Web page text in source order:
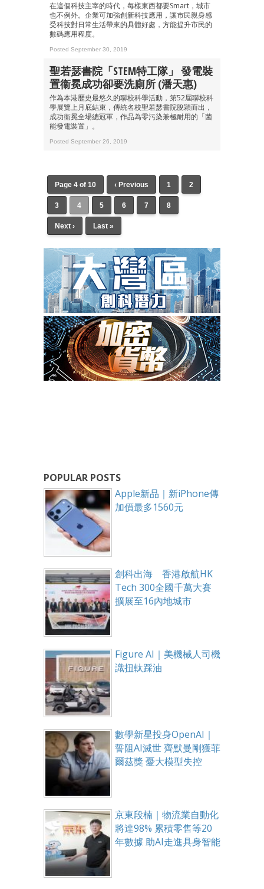
在這個科技主宰的時代，每樣東西都要Smart，城市
也不例外。企業可加強創新科技應用，讓市民親身感
受科技對日常生活帶來的具體好處，方能提升市民的
數碼應用程度。
Posted September 30, 2019
聖若瑟書院「STEM特工隊」 發電裝
置衞冕成功卻要洗廁所 (潘天惠)
作為本港歷史最悠久的聯校科學活動，第52屆聯校科
學展覽上月底結束，傳統名校聖若瑟書院脫穎而出，
成功衞冕全場總冠軍，作品為零污染兼極耐用的「菌
能發電裝置」。
Posted September 26, 2019
Page 4 of 10 ‹ Previous 1 2
3 4 5 6 7 8
Next › Last »
POPULAR POSTS
Apple新品｜新iPhone傳
加價最多1560元
創科出海 香港啟航HK
Tech 300全國千萬大賽
擴展至16內地城市
Figure AI｜美機械人司機
識扭軚踩油
數學新星投身OpenAI｜
誓阻AI滅世 齊默曼剛獲菲
爾茲獎 憂大模型失控
京東段楠｜物流業自動化
將達98% 累積零售等20
年數據 助AI走進具身智能